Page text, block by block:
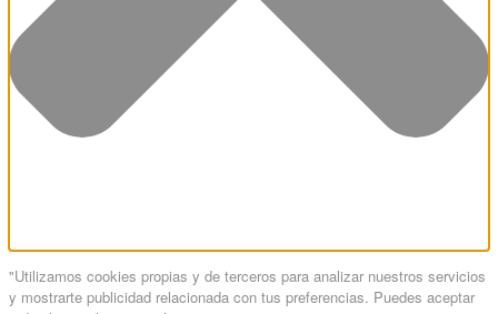
"Utilizamos cookies propias y de terceros para analizar nuestros servicios
y mostrarte publicidad relacionada con tus preferencias. Puedes aceptar